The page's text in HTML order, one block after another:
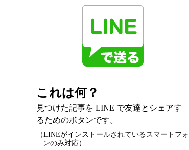
これは何？
見つけた記事を LINE で友達とシェアす
るためのボタンです。
（LINEがインストールされているスマートフォ
ンのみ対応）